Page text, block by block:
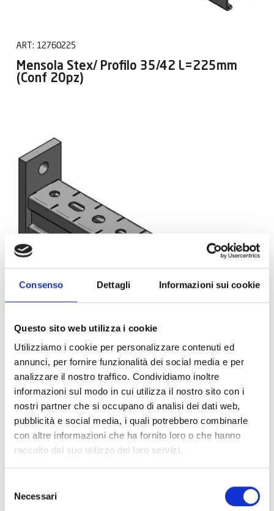
Consenso Dettagli Informazioni sui cookie
Questo sito web utilizza i cookie
Utilizziamo i cookie per personalizzare contenuti ed
annunci, per fornire funzionalità dei social media e per
analizzare il nostro traffico. Condividiamo inoltre
informazioni sul modo in cui utilizza il nostro sito con i
nostri partner che si occupano di analisi dei dati web,
pubblicità e social media, i quali potrebbero combinarle
con altre informazioni che ha fornito loro o che hanno
raccolto dal suo utilizzo dei loro servizi.
delNecessari
ART: 12760225
Mensola Stex/ Profilo 35/42 L=225mm
(Conf 20pz)
ART: 12760300
Mensola Stex/ Profilo 35/42 L=300mm
(Conf 20pz)